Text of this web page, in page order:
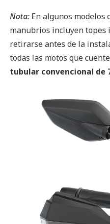
Nota: En algunos modelos
manubrios incluyen topes
retirarse antes de la
todas las motos que
tubular convencional de